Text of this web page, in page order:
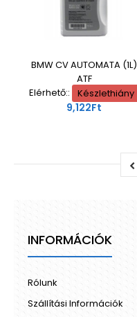
BMW CV AUTOMATA (1L)
ATF
Elérhető::
Készlethiány
9,122Ft
INFORMÁCIÓK
Rólunk
Szállítási Információk